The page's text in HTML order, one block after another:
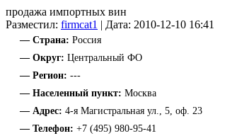
продажа импортных вин
Разместил: firmcat1 | Дата: 2010-12-10 16:41
— Страна: Россия
— Округ: Центральный ФО
— Регион: ---
— Населенный пункт: Москва
— Адрес: 4-я Магистральная ул., 5, оф. 23
— Телефон: +7 (495) 980-95-41